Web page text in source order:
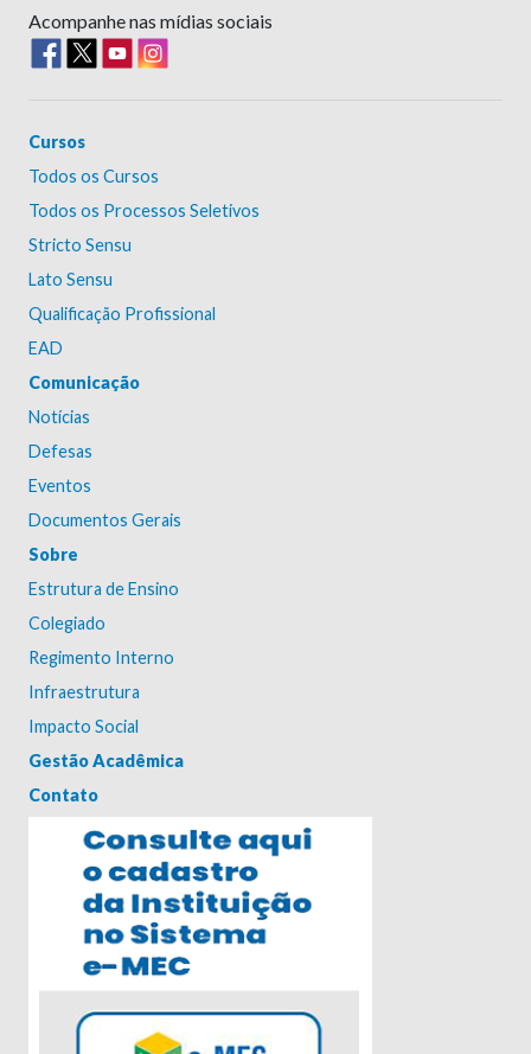
Acompanhe nas mídias sociais
Cursos
Todos os Cursos
Todos os Processos Seletivos
Stricto Sensu
Lato Sensu
Qualificação Profissional
EAD
Comunicação
Notícias
Defesas
Eventos
Documentos Gerais
Sobre
Estrutura de Ensino
Colegiado
Regimento Interno
Infraestrutura
Impacto Social
Gestão Acadêmica
Contato